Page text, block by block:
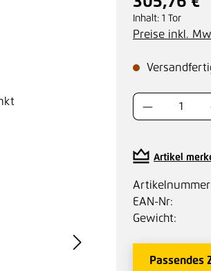
Inhalt: 1 Tor
Preise inkl.
Produkt
Artikel
EAN-Nr:
Gewicht:
Passendes